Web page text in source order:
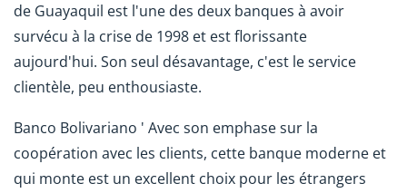
de Guayaquil est l'une des deux banques à avoir
survécu à la crise de 1998 et est florissante
aujourd'hui. Son seul désavantage, c'est le service
clientèle, peu enthousiaste.
Banco Bolivariano ' Avec son emphase sur la
coopération avec les clients, cette banque moderne et
qui monte est un excellent choix pour les étrangers